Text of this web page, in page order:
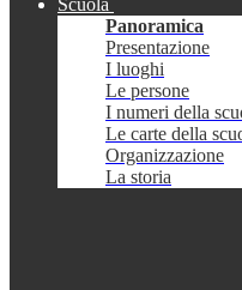
Scuola
Panoramica
Presentazione
I luoghi
Le persone
I numeri della
Le carte della
Organizzazione
La storia